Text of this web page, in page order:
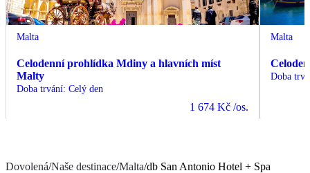
Malta
Celodenní prohlídka Mdiny a hlavních míst
Malty
Doba trvání: Celý den
1 674 Kč /os.
Malta
Doba
Dovolená/Naše destinace/Malta/db San Antonio Hotel + Spa